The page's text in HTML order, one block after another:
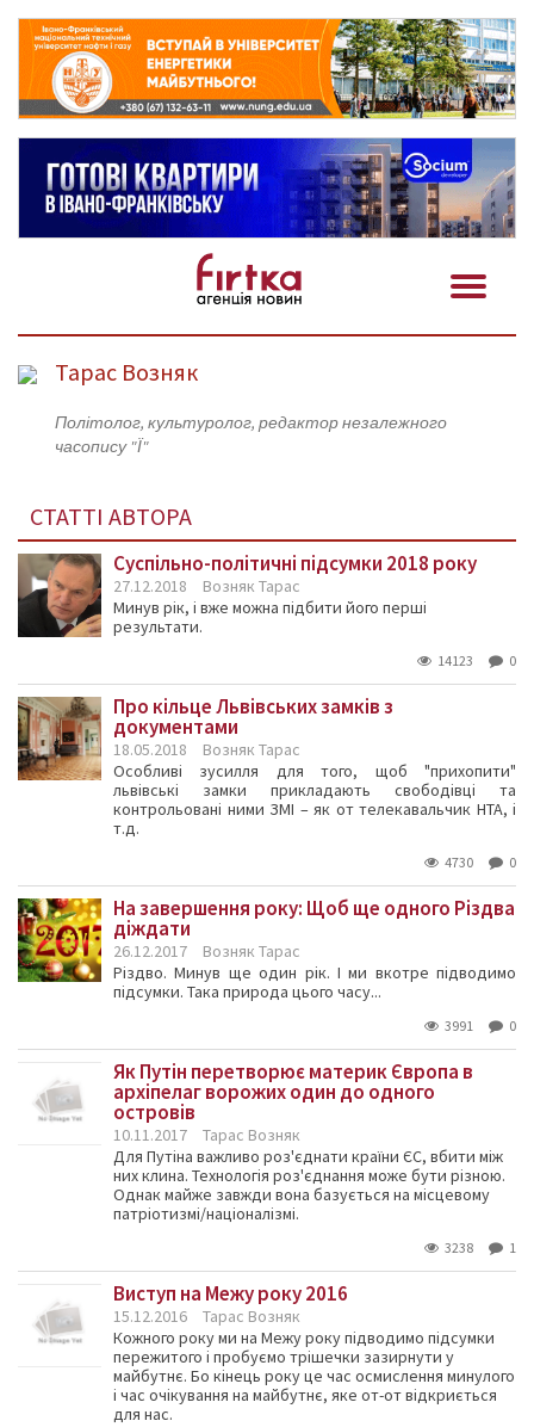
Тарас Возняк
Політолог, культуролог, редактор незалежного
часопису "Ї"
СТАТТІ АВТОРА
Суспільно-політичні підсумки 2018 року
27.12.2018
Возняк Тарас
Минув рік, і вже можна підбити його перші
результати.
14123 0
Про кільце Львівських замків з
документами
18.05.2018
Возняк Тарас
Особливі зусилля для того, щоб "прихопити"
львівські замки прикладають свободівці та
контрольовані ними ЗМІ – як от телекавальчик НТА, і
т.д.
4730 0
На завершення року: Щоб ще одного Різдва
діждати
26.12.2017
Возняк Тарас
Різдво. Минув ще один рік. І ми вкотре підводимо
підсумки. Така природа цього часу...
3991 0
Як Путін перетворює материк Європа в
архіпелаг ворожих один до одного
островів
10.11.2017
Тарас Возняк
Для Путіна важливо роз'єднати країни ЄС, вбити між
них клина. Технологія роз'єднання може бути різною.
Однак майже завжди вона базується на місцевому
патріотизмі/націоналізмі.
3238 1
Виступ на Межу року 2016
15.12.2016
Тарас Возняк
Кожного року ми на Межу року підводимо підсумки
пережитого і пробуємо трішечки зазирнути у
майбутнє. Бо кінець року це час осмислення минулого
і час очікування на майбутнє, яке от-от відкриється
для нас.